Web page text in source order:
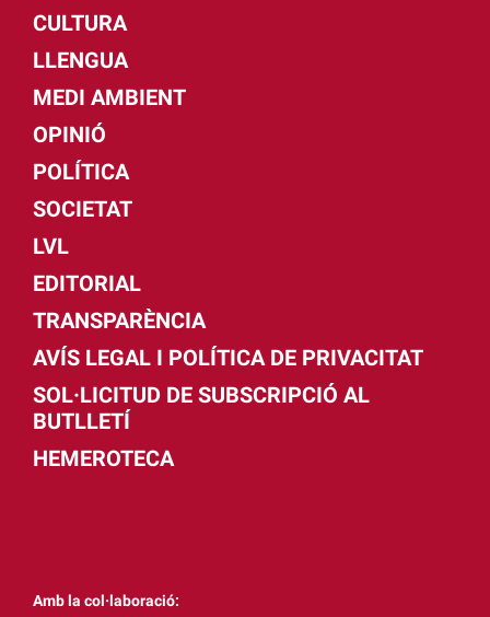
CULTURA
LLENGUA
MEDI AMBIENT
OPINIÓ
POLÍTICA
SOCIETAT
LVL
EDITORIAL
TRANSPARÈNCIA
AVÍS LEGAL I POLÍTICA DE PRIVACITAT
SOL·LICITUD DE SUBSCRIPCIÓ AL
BUTLLETÍ
HEMEROTECA
Amb la col·laboració: